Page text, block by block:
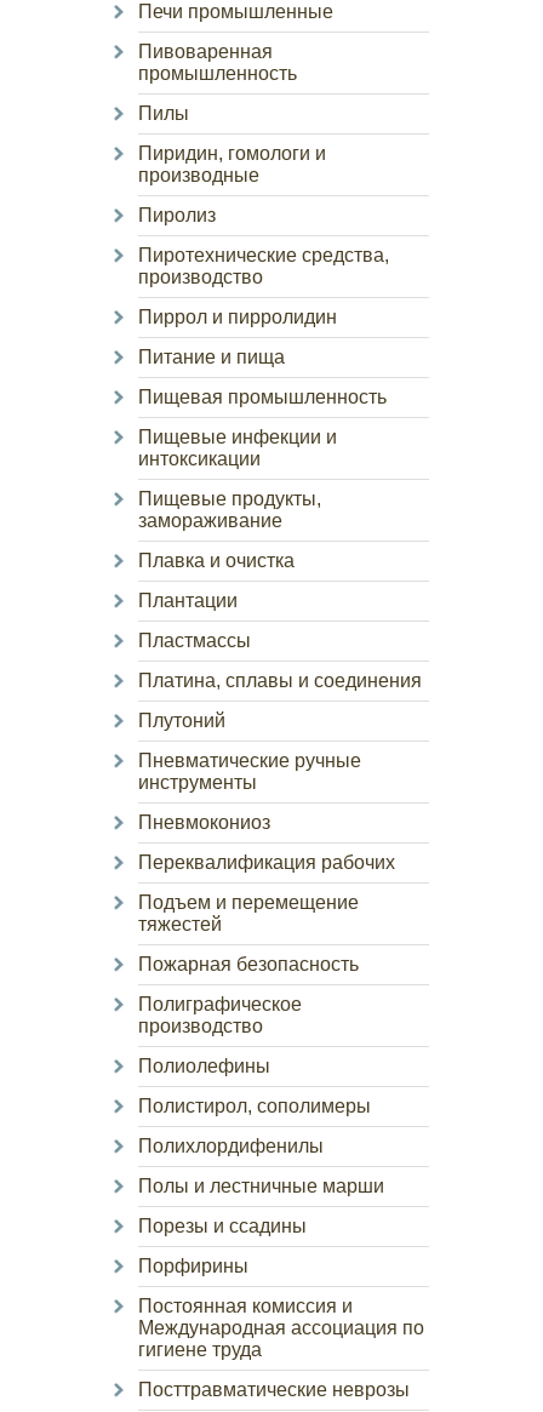
Печи промышленные
Пивоваренная
промышленность
Пилы
Пиридин, гомологи и
производные
Пиролиз
Пиротехнические средства,
производство
Пиррол и пирролидин
Питание и пища
Пищевая промышленность
Пищевые инфекции и
интоксикации
Пищевые продукты,
замораживание
Плавка и очистка
Плантации
Пластмассы
Платина, сплавы и соединения
Плутоний
Пневматические ручные
инструменты
Пневмокониоз
Переквалификация рабочих
Подъем и перемещение
тяжестей
Пожарная безопасность
Полиграфическое
производство
Полиолефины
Полистирол, сополимеры
Полихлордифенилы
Полы и лестничные марши
Порезы и ссадины
Порфирины
Постоянная комиссия и
Международная ассоциация по
гигиене труда
Посттравматические неврозы